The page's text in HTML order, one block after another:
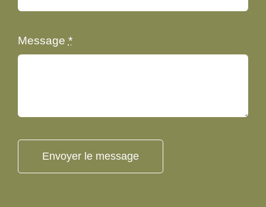
Message *
Envoyer le message